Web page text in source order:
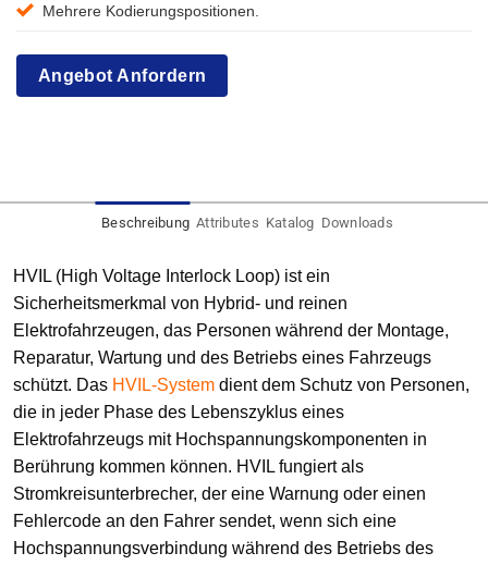
Mehrere Kodierungspositionen.
Angebot Anfordern
Beschreibung Attributes Katalog Downloads
HVIL (High Voltage Interlock Loop) ist ein
Sicherheitsmerkmal von Hybrid- und reinen
Elektrofahrzeugen, das Personen während der Montage,
Reparatur, Wartung und des Betriebs eines Fahrzeugs
schützt. Das HVIL-System dient dem Schutz von Personen,
die in jeder Phase des Lebenszyklus eines
Elektrofahrzeugs mit Hochspannungskomponenten in
Berührung kommen können. HVIL fungiert als
Stromkreisunterbrecher, der eine Warnung oder einen
Fehlercode an den Fahrer sendet, wenn sich eine
Hochspannungsverbindung während des Betriebs des